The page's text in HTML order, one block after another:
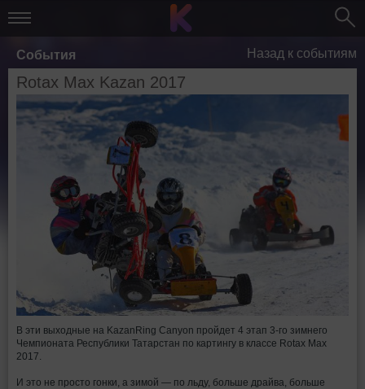
События Назад к событиям
Rotax Max Kazan 2017
В эти выходные на KazanRing Canyon пройдет 4 этап 3-го зимнего
Чемпионата Республики Татарстан по картингу в классе Rotax Max
2017.
И это не просто гонки, а зимой — по льду, больше драйва, больше